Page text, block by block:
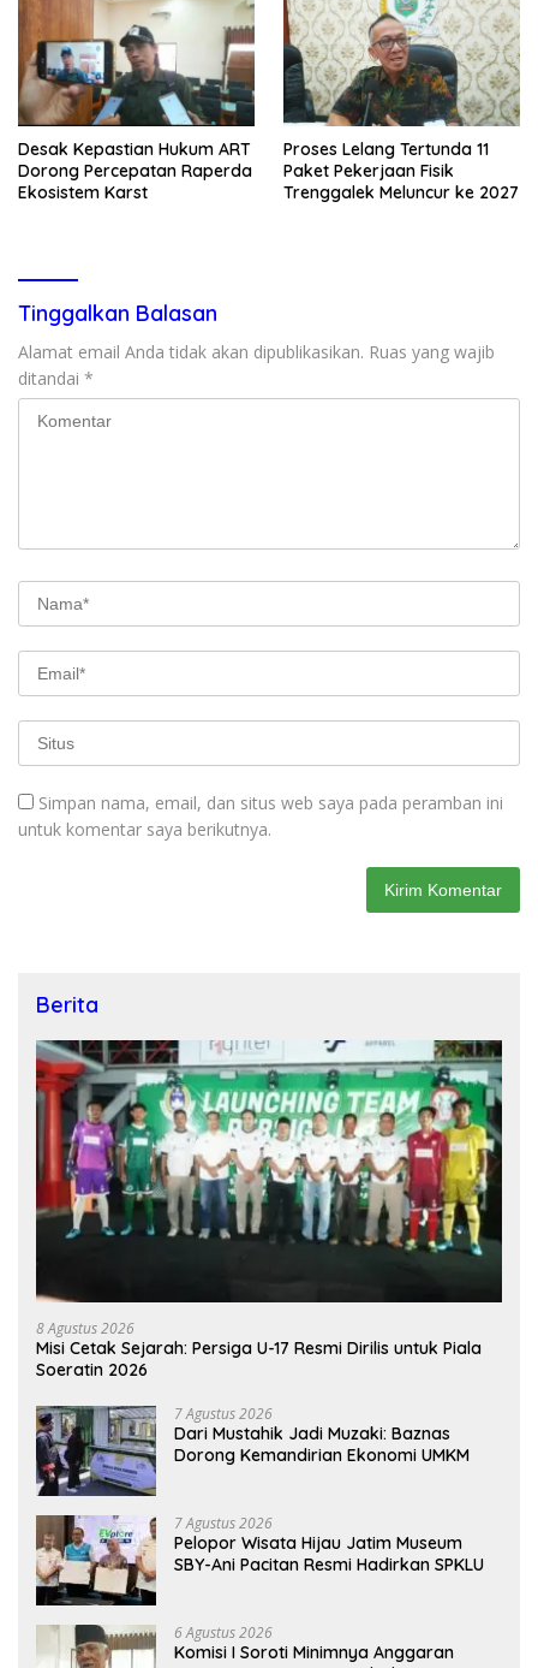
Desak Kepastian Hukum ART
Dorong Percepatan Raperda
Ekosistem Karst
Proses Lelang Tertunda 11
Paket Pekerjaan Fisik
Trenggalek Meluncur ke 2027
Tinggalkan Balasan
Alamat email Anda tidak akan dipublikasikan. Ruas yang wajib
ditandai *
Simpan nama, email, dan situs web saya pada peramban ini
untuk komentar saya berikutnya.
Berita
8 Agustus 2026
Misi Cetak Sejarah: Persiga U-17 Resmi Dirilis untuk Piala
Soeratin 2026
7 Agustus 2026
Dari Mustahik Jadi Muzaki: Baznas
Dorong Kemandirian Ekonomi UMKM
7 Agustus 2026
Pelopor Wisata Hijau Jatim Museum
SBY-Ani Pacitan Resmi Hadirkan SPKLU
6 Agustus 2026
Komisi I Soroti Minimnya Anggaran